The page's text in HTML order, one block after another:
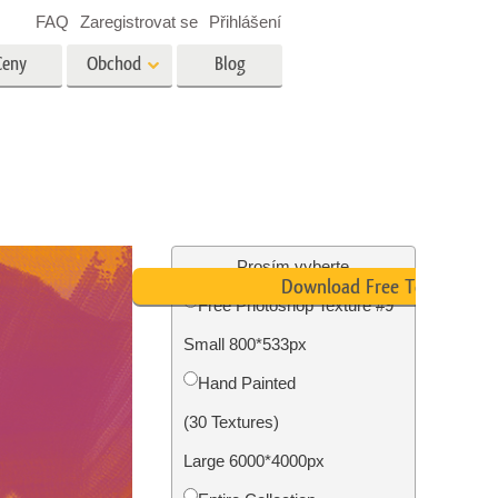
nemovitostí
Foto Obnovení Služby
Obchod Blog
FAQ Zaregistrovat se Přihlášení
Prosím vyberte
Free Photoshop Texture #9
Small 800*533px
Hand Painted
(30 Textures)
Large 6000*4000px
Download Free Texture